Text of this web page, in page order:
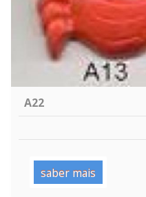
A22
saber mais